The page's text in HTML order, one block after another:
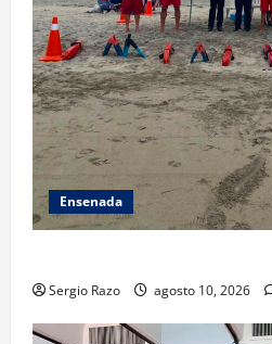
Ensenada
Sergio Razo agosto 10, 2026